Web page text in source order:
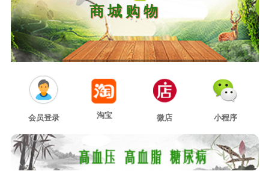
示强调 传承精...
关于深入推进医养结合发展的若
干意见
关于印发老年护理专业护士培训
关于印发医养结合机构服务指南
（试行）的通...
关于印发诊所改革试点地区中医
关于推荐在中西医结合救治新型
冠状病毒感染...
中 医 中 药
会员登录 淘宝 微店 小程序